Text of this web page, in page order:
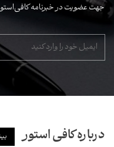
در خبرنامه کافی‌استور و
عضو
کافی استور بیشتر